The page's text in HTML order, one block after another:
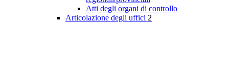
Atti degli organi di controllo
Articolazione degli uffici 2